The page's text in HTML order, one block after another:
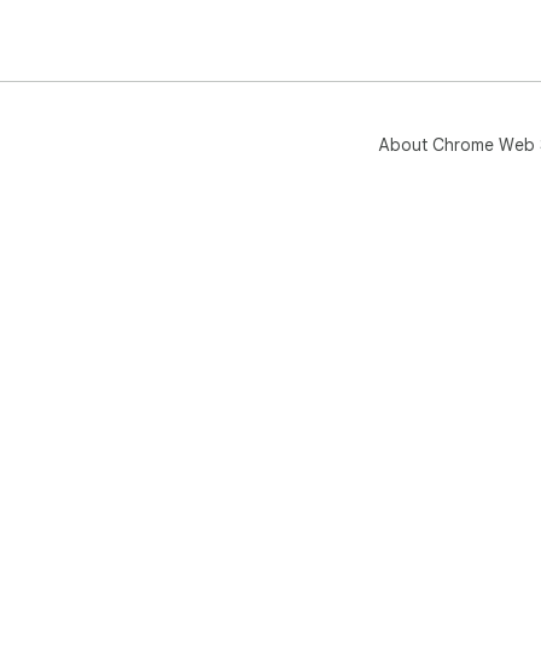
About Chrome Web